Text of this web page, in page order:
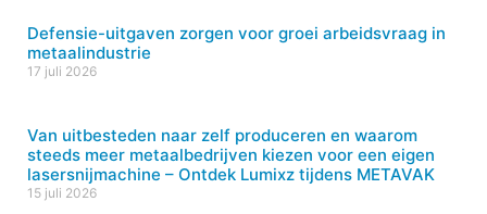
Defensie-uitgaven zorgen voor groei arbeidsvraag in
metaalindustrie
17 juli 2026
Van uitbesteden naar zelf produceren en waarom
steeds meer metaalbedrijven kiezen voor een eigen
lasersnijmachine – Ontdek Lumixz tijdens METAVAK
15 juli 2026